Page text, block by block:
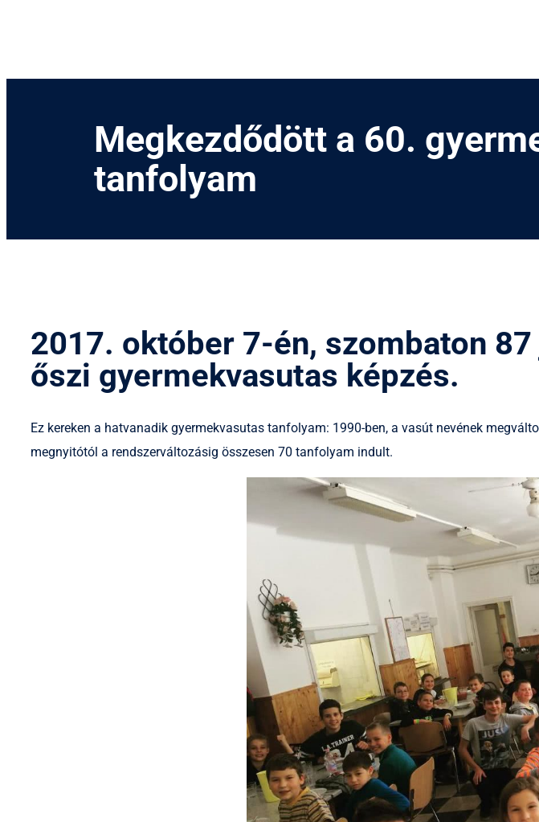
Megkezdődött a 60.
tanfolyam
2017. október 7-én, szombaton
őszi gyermekvasutas képzés.
Ez kereken a hatvanadik gyermekvasutas tanfolyam: 1990-ben, a vasút nevének
megnyitótól a rendszerváltozásig összesen 70 tanfolyam indult.